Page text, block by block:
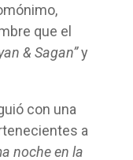
que el
& Sagan”y
con una
a
noche en la